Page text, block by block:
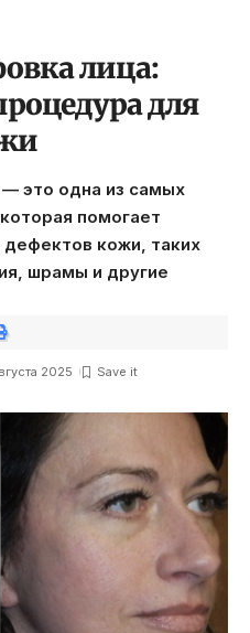
лица:
для
это одна из самых
помогает
дефектов кожи, таких
шрамы и другие
2025